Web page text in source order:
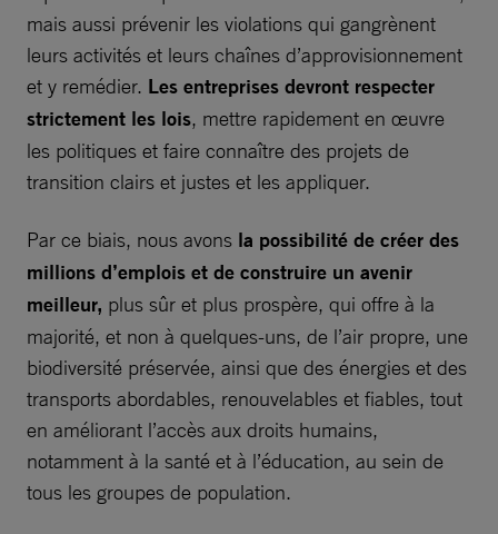
mais aussi prévenir les violations qui gangrènent
leurs activités et leurs chaînes d’approvisionnement
et y remédier. Les entreprises devront respecter
strictement les lois, mettre rapidement en œuvre
les politiques et faire connaître des projets de
transition clairs et justes et les appliquer.
Par ce biais, nous avons la possibilité de créer des
millions d’emplois et de construire un avenir
meilleur, plus sûr et plus prospère, qui offre à la
majorité, et non à quelques-uns, de l’air propre, une
biodiversité préservée, ainsi que des énergies et des
transports abordables, renouvelables et fiables, tout
en améliorant l’accès aux droits humains,
notamment à la santé et à l’éducation, au sein de
tous les groupes de population.